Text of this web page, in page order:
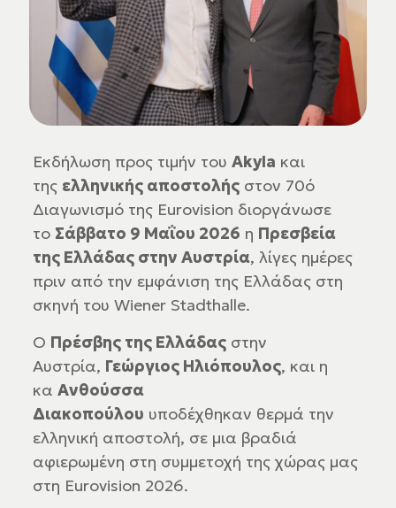
Εκδήλωση προς τιμήν του Akyla και
της ελληνικής αποστολήςστον 70ό
Διαγωνισμό της Eurovision διοργάνωσε
το Σάββατο 9 Μαΐου 2026 η Πρεσβεία
της Ελλάδας στην Αυστρία, λίγες ημέρες
πριν από την εμφάνιση της Ελλάδας στη
σκηνή του Wiener Stadthalle.
Ο Πρέσβης της Ελλάδαςστην
Αυστρία, Γεώργιος Ηλιόπουλος, και η
κα Ανθούσσα
Διακοπούλου υποδέχθηκαν θερμά την
ελληνική αποστολή, σε μια βραδιά
αφιερωμένη στη συμμετοχή της χώρας μας
στη Eurovision 2026.